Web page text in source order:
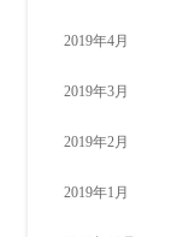
2019年4月
2019年3月
2019年2月
2019年1月